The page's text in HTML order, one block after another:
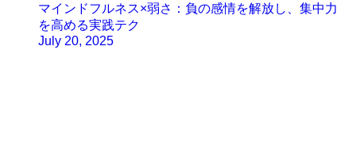
マインドフルネス×弱さ：負の感情を解放し、集中力
を高める実践テク
July 20, 2025